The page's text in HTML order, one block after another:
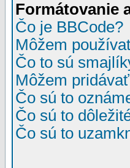
Formátovanie
Čo je BBCode?
Môžem
Čo to sú
Môžem
Čo sú to
Čo sú to
Čo sú to